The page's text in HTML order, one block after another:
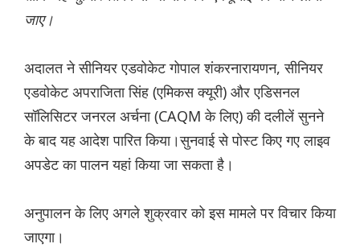
जाए।
अदालत ने सीनियर एडवोकेट गोपाल शंकरनारायणन, सीनियर
एडवोकेट अपराजिता सिंह (एमिकस क्यूरी) और एडिसनल
सॉलिसिटर जनरल अर्चना (CAQM के लिए) की दलीलें सुनने
के बाद यह आदेश पारित किया।सुनवाई से पोस्ट किए गए लाइव
अपडेट का पालन यहां किया जा सकता है।
अनुपालन के लिए अगले शुक्रवार को इस मामले पर विचार किया
जाएगा।